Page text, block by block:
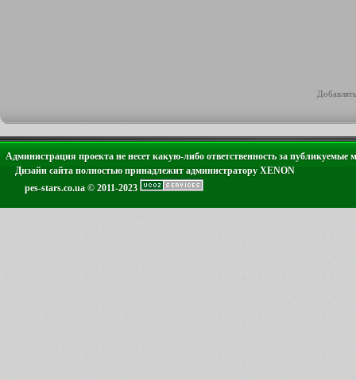
Администрация проекта не несет какую-либо ответственность за публикуемые
Дизайн сайта полностью принадлежит администратору XENON
pes-stars.co.ua © 2011-2023